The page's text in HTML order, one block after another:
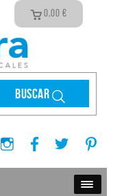
0,00 €
Buscar